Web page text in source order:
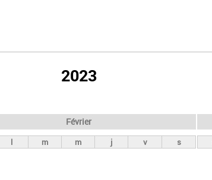
2023
Février
l m m j v s